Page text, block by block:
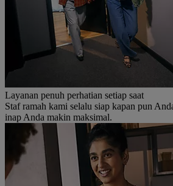
Layanan penuh perhatian setiap saat
Staf ramah kami selalu siap kapan pun
inap Anda makin maksimal.